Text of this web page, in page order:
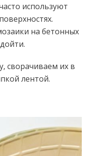
используют
на бетонных
сворачиваем их в
лентой.